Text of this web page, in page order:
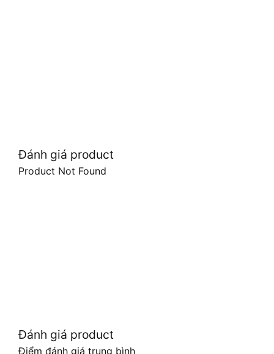
Đánh giá product
Product Not Found
Đánh giá product
Điểm đánh giá trung bình